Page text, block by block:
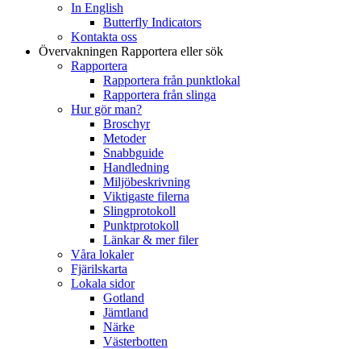
In English
Butterfly Indicators
Kontakta oss
Övervakningen Rapportera eller sök
Rapportera
Rapportera från punktlokal
Rapportera från slinga
Hur gör man?
Broschyr
Metoder
Snabbguide
Handledning
Miljöbeskrivning
Viktigaste filerna
Slingprotokoll
Punktprotokoll
Länkar & mer filer
Våra lokaler
Fjärilskarta
Lokala sidor
Gotland
Jämtland
Närke
Västerbotten